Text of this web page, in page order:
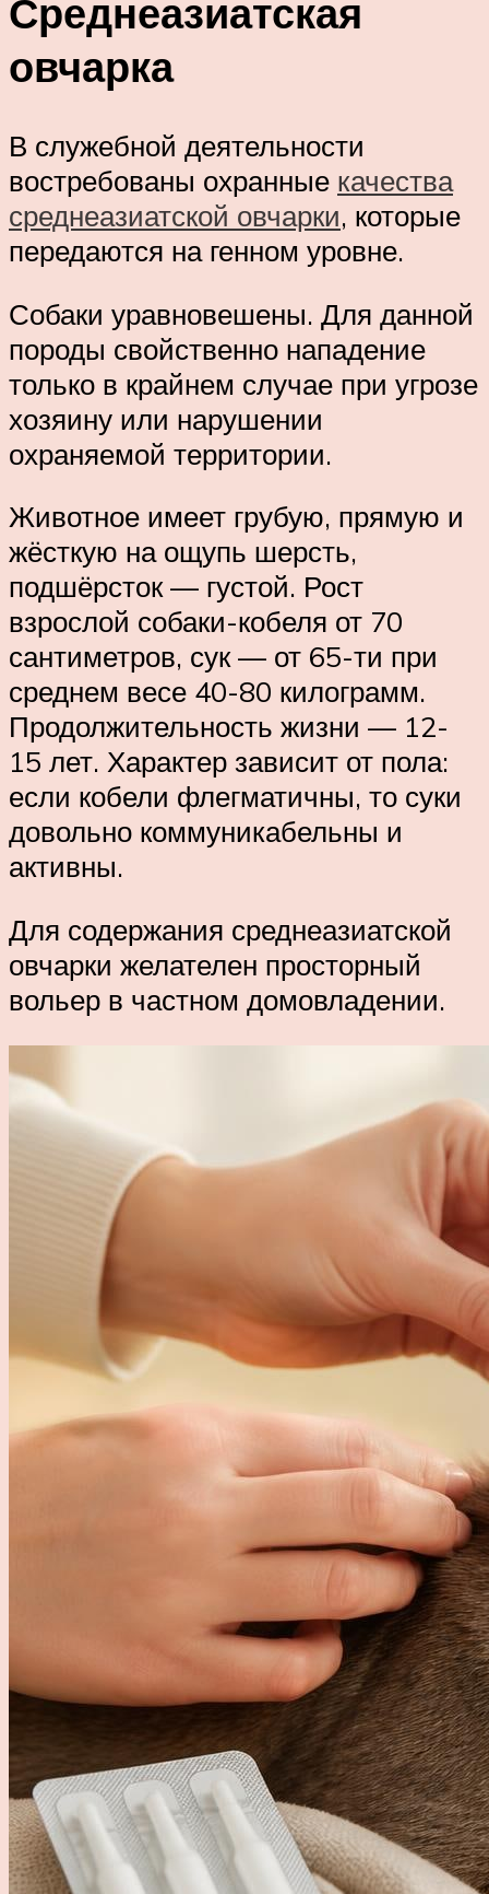
Среднеазиатская
овчарка
В служебной деятельности
востребованы охранные качества
среднеазиатской овчарки, которые
передаются на генном уровне.
Собаки уравновешены. Для данной
породы свойственно нападение
только в крайнем случае при угрозе
хозяину или нарушении
охраняемой территории.
Животное имеет грубую, прямую и
жёсткую на ощупь шерсть,
подшёрсток — густой. Рост
взрослой собаки-кобеля от 70
сантиметров, сук — от 65-ти при
среднем весе 40-80 килограмм.
Продолжительность жизни — 12-
15 лет. Характер зависит от пола:
если кобели флегматичны, то суки
довольно коммуникабельны и
активны.
Для содержания среднеазиатской
овчарки желателен просторный
вольер в частном домовладении.